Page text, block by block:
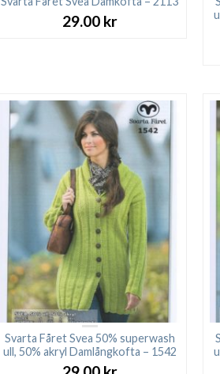
29.00 kr
Svarta Fåret Svea 50% superwash
ull, 50% akryl Damlångkofta – 1542